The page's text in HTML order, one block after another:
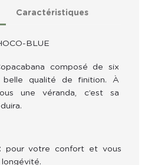
Caractéristiques
BLUE
composé de six
belle qualité de finition. À
une véranda, c’est sa
pour votre confort et vous